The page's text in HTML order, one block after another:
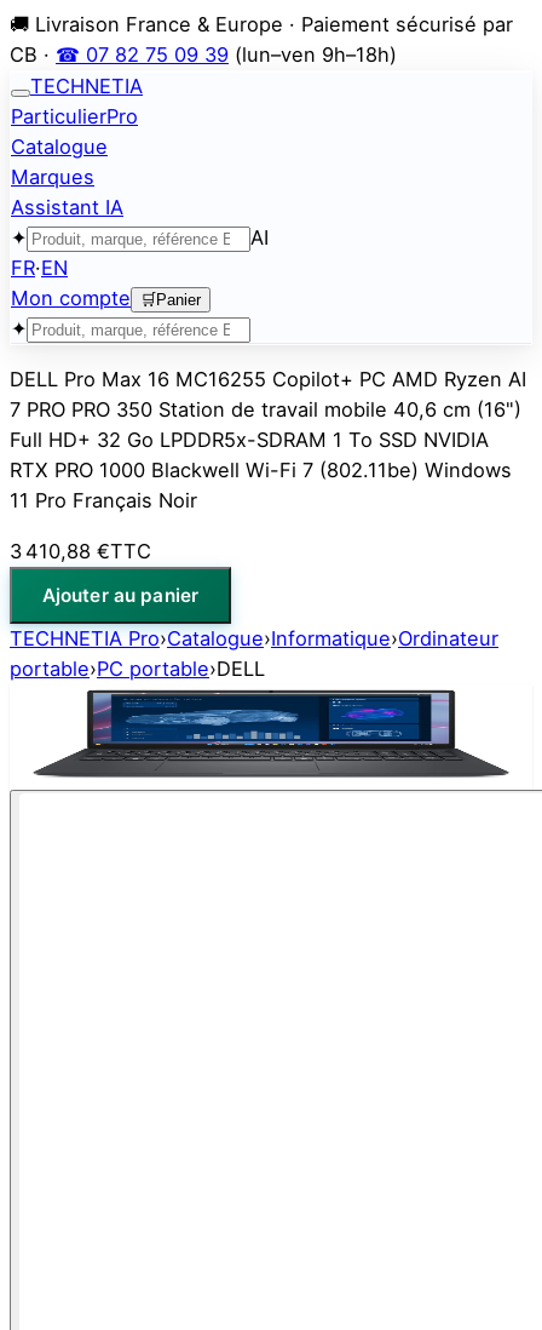
🚚 Livraison France & Europe · Paiement sécurisé par
CB · ☎ 07 82 75 09 39 (lun–ven 9h–18h)
TECHNETIA
ParticulierPro
Catalogue
Marques
Assistant IA
✦
AI
FR·EN
Mon compte
🛒 Panier
✦
DELL Pro Max 16 MC16255 Copilot+ PC AMD Ryzen AI
7 PRO PRO 350 Station de travail mobile 40,6 cm (16")
Full HD+ 32 Go LPDDR5x-SDRAM 1 To SSD NVIDIA
RTX PRO 1000 Blackwell Wi-Fi 7 (802.11be) Windows
11 Pro Français Noir
3 410,88 €TTC
Ajouter au panier
TECHNETIA Pro›Catalogue›Informatique›Ordinateur
portable›PC portable›DELL